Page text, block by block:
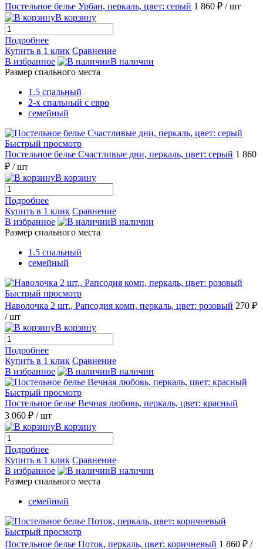
Постельное белье Урбан, перкаль, цвет: серый 1 860 ₽ / шт
В корзину
Подробнее
Купить в 1 клик Сравнение
В избранное
В наличии
Размер спального места
1.5 спальный
2-х спальный с евро
семейный
Быстрый просмотр
Постельное белье Счастливые дни, перкаль, цвет: серый 1 860
₽ / шт
В корзину
Подробнее
Купить в 1 клик Сравнение
В избранное
В наличии
Размер спального места
1.5 спальный
семейный
Быстрый просмотр
Наволочка 2 шт., Рапсодия комп, перкаль, цвет: розовый 270 ₽
/ шт
В корзину
Подробнее
Купить в 1 клик Сравнение
В избранное
В наличии
Быстрый просмотр
Постельное белье Вечная любовь, перкаль, цвет: красный
3 060 ₽ / шт
В корзину
Подробнее
Купить в 1 клик Сравнение
В избранное
В наличии
Размер спального места
семейный
Быстрый просмотр
Постельное белье Поток, перкаль, цвет: коричневый 1 860 ₽ /